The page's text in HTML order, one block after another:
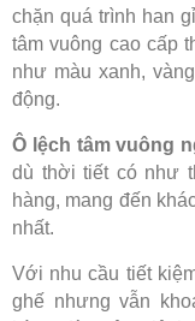
chặn quá trình han
tâm vuông cao cấp
như màu xanh,
động.
Ô lệch tâm vuông
dù thời tiết có như
hàng, mang đến
nhất.
Với nhu cầu tiết
ghế nhưng vẫn